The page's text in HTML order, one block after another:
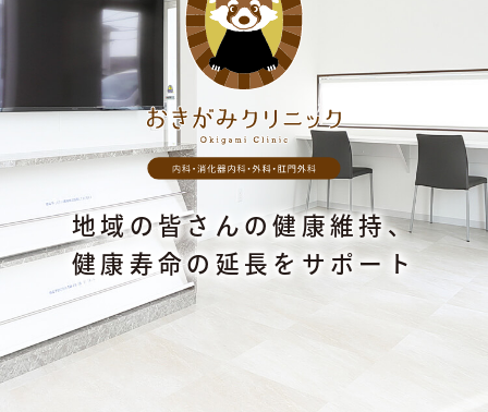
地域の皆さんの健康維持、
健康寿命の延長をサポート